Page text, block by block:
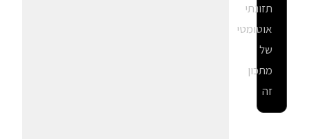
תזונתי
אוטומטי
של
מתכון
זה